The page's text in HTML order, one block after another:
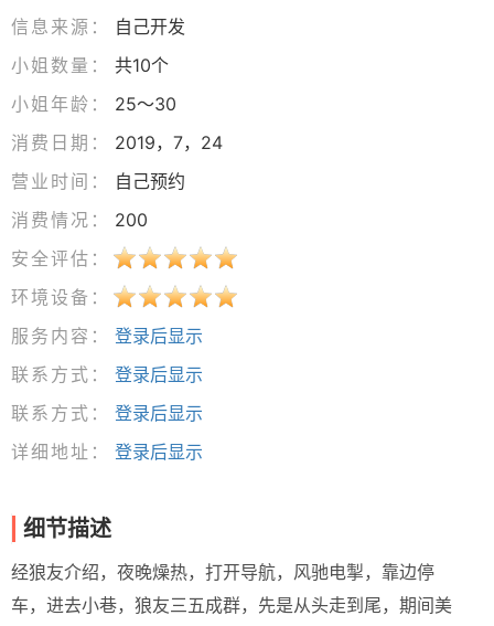
信息来源：
自己开发
小姐数量：
共10个
小姐年龄：
25～30
消费日期：
2019，7，24
营业时间：
自己预约
消费情况：
200
安全评估：
环境设备：
服务内容：
登录后显示
联系方式：
登录后显示
联系方式：
登录后显示
详细地址：
登录后显示
细节描述
经狼友介绍，夜晚燥热，打开导航，风驰电掣，靠边停
车，进去小巷，狼友三五成群，先是从头走到尾，期间美